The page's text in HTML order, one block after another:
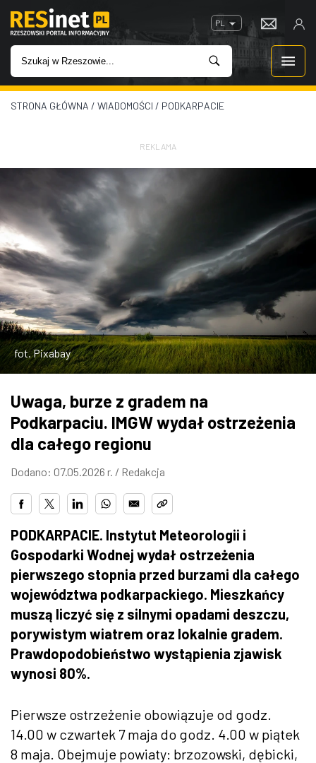
PL
WIADOMOŚCI
ROZRYWKA
W KINACH
GASTRONOMIA
ZDJĘCIA
W RZESZOWIE
STRONA GŁÓWNA / WIADOMOŚCI / PODKARPACIE
REKLAMA
fot. Pixabay
Uwaga, burze z gradem na
Podkarpaciu. IMGW wydał ostrzeżenia
dla całego regionu
Dodano: 07.05.2026 r. / Redakcja
PODKARPACIE. Instytut Meteorologii i
Gospodarki Wodnej wydał ostrzeżenia
pierwszego stopnia przed burzami dla całego
województwa podkarpackiego. Mieszkańcy
muszą liczyć się z silnymi opadami deszczu,
porywistym wiatrem oraz lokalnie gradem.
Prawdopodobieństwo wystąpienia zjawisk
wynosi 80%.
Pierwsze ostrzeżenie obowiązuje od godz.
14.00 w czwartek 7 maja do godz. 4.00 w piątek
8 maja. Obejmuje powiaty: brzozowski, dębicki,